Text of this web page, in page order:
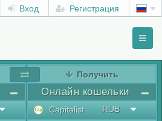
Вход Регистрация
Получить
Онлайн кошельки
Capitalist
RUB